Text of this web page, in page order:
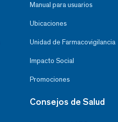
Manual para usuarios
Ubicaciones
Unidad de Farmacovigilancia
Impacto Social
Promociones
Consejos de Salud